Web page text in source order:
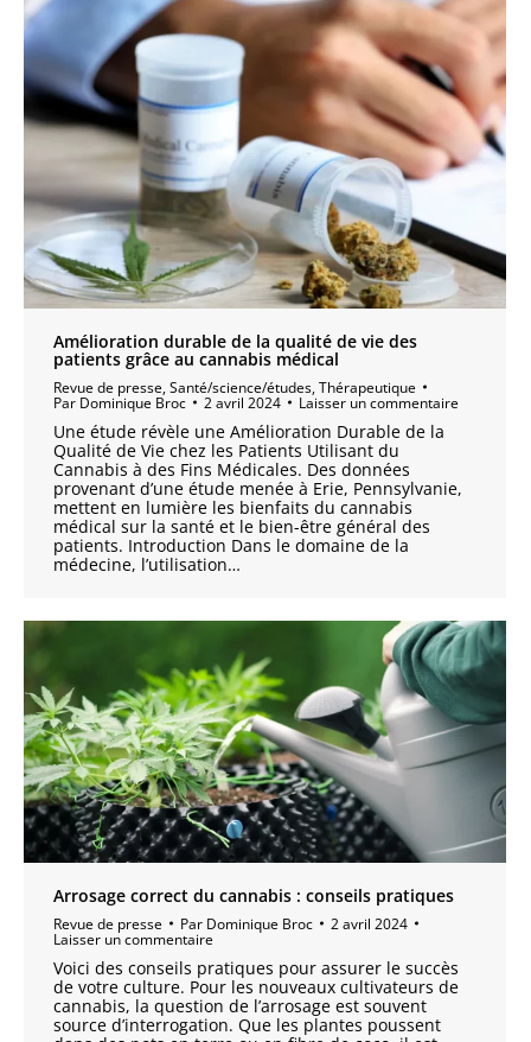
Amélioration durable de la qualité de vie des
patients grâce au cannabis médical
Revue de presse,Santé/science/études,Thérapeutique
Par Dominique Broc 2 avril 2024 Laisser un commentaire
Une étude révèle une Amélioration Durable de la
Qualité de Vie chez les Patients Utilisant du
Cannabis à des Fins Médicales. Des données
provenant d’une étude menée à Erie, Pennsylvanie,
mettent en lumière les bienfaits du cannabis
médical sur la santé et le bien-être général des
patients. Introduction Dans le domaine de la
médecine, l’utilisation…
Arrosage correct du cannabis : conseils pratiques
Revue de presse Par Dominique Broc 2 avril 2024
Laisser un commentaire
Voici des conseils pratiques pour assurer le succès
de votre culture. Pour les nouveaux cultivateurs de
cannabis, la question de l’arrosage est souvent
source d’interrogation. Que les plantes poussent